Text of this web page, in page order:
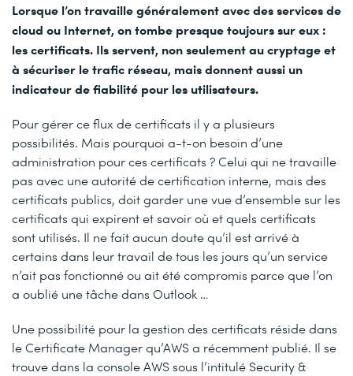
Lorsque l’on travaille généralement avec des services de
cloud ou Internet, on tombe presque toujours sur eux :
les certificats. Ils servent, non seulement au cryptage et
à sécuriser le trafic réseau, mais donnent aussi un
indicateur de fiabilité pour les utilisateurs.
Pour gérer ce flux de certificats il y a plusieurs
possibilités. Mais pourquoi a-t-on besoin d’une
administration pour ces certificats ? Celui qui ne travaille
pas avec une autorité de certification interne, mais des
certificats publics, doit garder une vue d’ensemble sur les
certificats qui expirent et savoir où et quels certificats
sont utilisés. Il ne fait aucun doute qu’il est arrivé à
certains dans leur travail de tous les jours qu’un service
n’ait pas fonctionné ou ait été compromis parce que l’on
a oublié une tâche dans Outlook …
Une possibilité pour la gestion des certificats réside dans
le Certificate Manager qu’AWS a récemment publié. Il se
trouve dans la console AWS sous l’intitulé Security &